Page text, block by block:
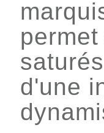
d'une